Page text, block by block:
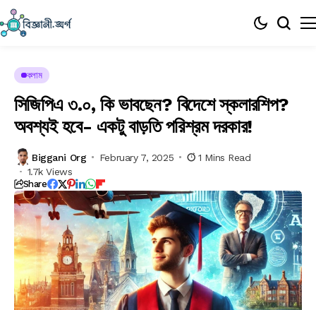
কলাম
সিজিপিএ ৩.০, কি ভাবছেন? বিদেশে স্কলারশিপ?
অবশ্যই হবে- একটু বাড়তি পরিশ্রম দরকার!
Biggani Org February 7, 2025
1 Mins Read
1.7k Views
Share